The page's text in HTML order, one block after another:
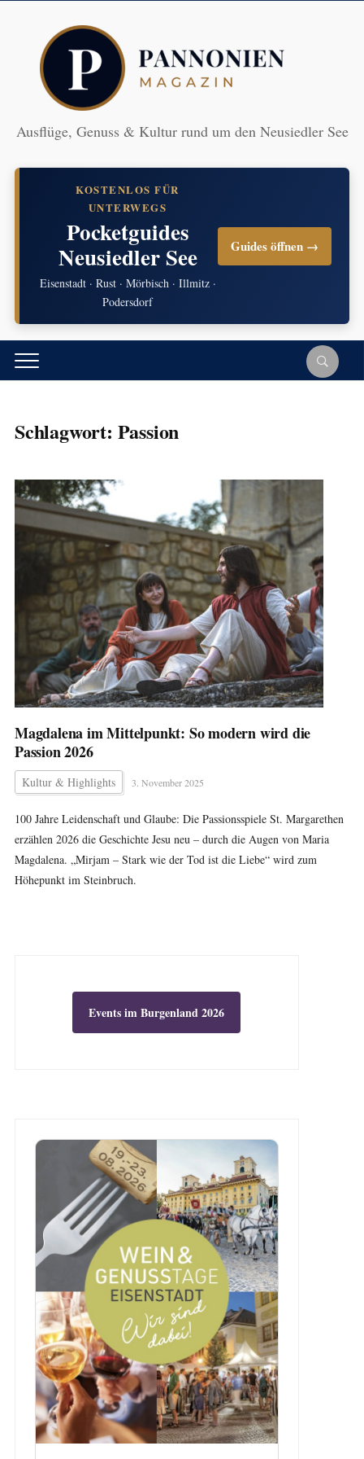
Ausflüge, Genuss & Kultur rund um den Neusiedler See
KOSTENLOS FÜR
UNTERWEGS
Pocketguides
Neusiedler See
Eisenstadt · Rust · Mörbisch · Illmitz ·
Podersdorf
Guides öffnen →
Schlagwort: Passion
Magdalena im Mittelpunkt: So modern wird die
Passion 2026
Kultur & Highlights 3. November 2025
100 Jahre Leidenschaft und Glaube: Die Passionsspiele St. Margarethen
erzählen 2026 die Geschichte Jesu neu – durch die Augen von Maria
Magdalena. „Mirjam – Stark wie der Tod ist die Liebe“ wird zum
Höhepunkt im Steinbruch.
Events im Burgenland 2026